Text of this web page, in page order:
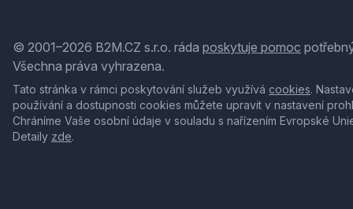
© 2001–2026 B2M.CZ s.r.o. ráda poskytuje pomoc
Všechna práva vyhrazena.
Tato stránka v rámci poskytování služeb využívá cookies.
používání a dostupnosti cookies můžete upravit v nastavení
Chráníme Vaše osobní údaje v souladu s nařízením Evropské
Detaily zde.